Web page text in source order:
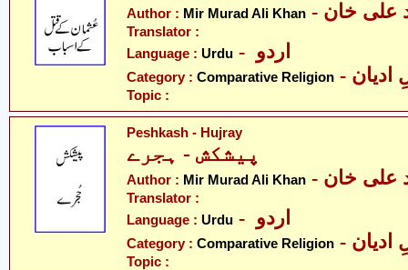
Author : Mir Murad Ali Khan علی خان
Translator :
Language : Urdu
Category : Comparative Religion ادیان
Topic :
Peshkash - Hujray
پیشکش - ہجرے
Author : Mir Murad Ali Khan علی خان
Translator :
Language : Urdu
Category : Comparative Religion ادیان
Topic :